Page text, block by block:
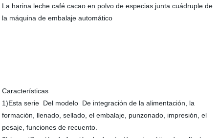
La harina leche café cacao en polvo de especias junta cuádruple de
la máquina de embalaje automático
Características
1)Esta serie Del modelo De integración de la alimentación, la
formación, llenado, sellado, el embalaje, punzonado, impresión, el
pesaje, funciones de recuento.